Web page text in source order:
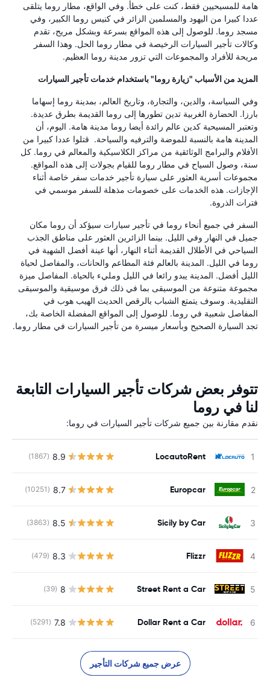
هامة للمسيحيين فقط، كنت على خطأ. وفي الواقع، مطار روما يتلقى
عددا كبيرا من اليهود والمسلمين الزائر في كنيس روما الكبير، وفي
مسجد روما. للوصول إلى هذه المواقع بسرعة وبشكل مريح، تقدم
وكالات تأجير السيارات الرخيصة في مطار روما الحل. وهذا السفر
مريحة للأفراد والمجموعات التي تزور مدينة روما العظيم.
المزيد من الأسباب "زيارة روما" باستخدام خدمات تأجير السيارات
وفي السياسة، والدين، والتجارة، وتاريخ العالم، بمدينة روما إسهاما
بارزا. الحضارة الغربية تدين تطورها إلى روما القديمة بطرق عديدة.
وتعتبر المسيحية كدين عالم رائدة أيضا روما مدينة هامة. اليوم، أن
المدينة هامة بالنسبة للموضة والترفيه والسياحة. قتلوا عددا كبيرا من
الأفلام والبرامج الوثائقية من مراكز الكلاسيكية والمعالم في روما. كل
سنة، وصول السياح في مطار روما للقيام بجولات إلى هذه المواقع.
مجموعات أسرية العثور على سيارة تأجير خدمات سفر خاصة أثناء
الإجازات. هذه الخدمات على خصومات مذهلة للسفر موسمي في
فترات الذروة.
السفر في جميع أنحاء روما في تأجير سيارات سيؤكد أن روما مكان
جميل في النهار وفي الليل. بينما الزائرين العثور على مناطق الجذب
السياحي في الأطلال القديمة أثناء النهار، أنها عينة أفضل الشهية في
روما في الليل. المدينة بالعالم فئة المطاعم والحانات، والمفاصل لحياة
الليل أفضل. المدينة يبدو رائعا في الليل ومليء بالحياة. المفاصل ميزة
مجموعة متنوعة من الموسيقى بما في ذلك فرق موسيقية والموسيقى
التقليدية. وسوف يتمتع الشباب بالرقص الحديث الهيب هوب في
المفاصل شعبية في روما. للوصول إلى المواقع المفضلة الخاصة بك،
تجد السيارة الصحيح وبأسعار ميسرة من تأجير السيارات في مطار روما.
تتوفر بعض شركات تأجير السيارات التابعة
لنا في روما
نقدم مقارنة بين جميع شركات تأجير السيارات في روما:
LocautoRent
8.9
(1867)
Europcar
8.7
(10251)
Sicily by Car
8.5
(3863)
Flizzr
8.3
(479)
Street Rent a Car
8
(39)
Dollar Rent a Car
7.8
(5291)
عرض جميع شركات التأجير